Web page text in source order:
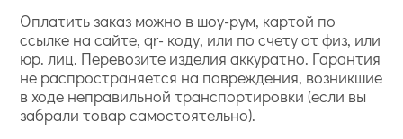
Оплатить заказ можно в шоу-рум, картой по
ссылке на сайте, qr- коду, или по счету от физ, или
юр. лиц. Перевозите изделия аккуратно. Гарантия
не распространяется на повреждения, возникшие
в ходе неправильной транспортировки (если вы
забрали товар самостоятельно).